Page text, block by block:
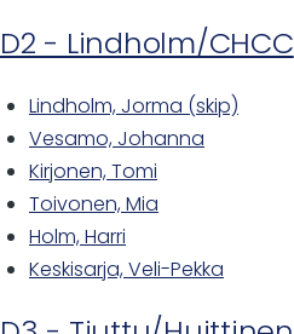
D2 - Lindholm/CHCC
Lindholm, Jorma (skip)
Vesamo, Johanna
Kirjonen, Tomi
Toivonen, Mia
Holm, Harri
Keskisarja, Veli-Pekka